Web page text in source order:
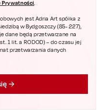
Prywatności.
jest Adria Art spółka z
w Bydgoszczy (85- 227),
dane będą przetwarzane na
1 lit. a RODOD) – do czasu jej
przetwarzania danych